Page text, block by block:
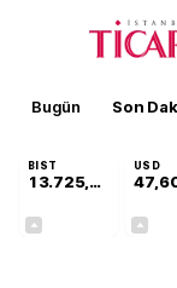
Bugün Son
BIST
13.725,19
USD